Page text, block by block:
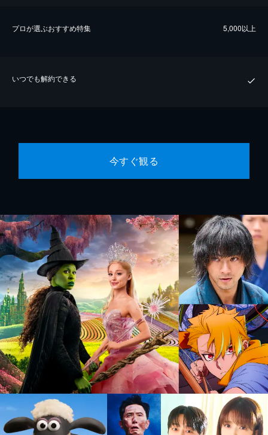
プロが選ぶおすすめ特集 5,000以上
いつでも解約できる
今すぐ観る